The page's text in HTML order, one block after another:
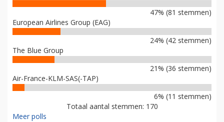
47% (81 stemmen)
European Airlines Group (EAG)
24% (42 stemmen)
The Blue Group
21% (36 stemmen)
Air-France-KLM-SAS(-TAP)
6% (11 stemmen)
Totaal aantal stemmen: 170
Meer polls